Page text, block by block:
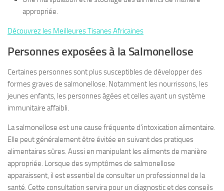
appropriée.
Découvrez les Meilleures Tisanes Africaines
Personnes exposées à la Salmonellose
Certaines personnes sont plus susceptibles de développer des
formes graves de salmonellose. Notamment les nourrissons, les
jeunes enfants, les personnes âgées et celles ayant un système
immunitaire affaibli.
La salmonellose est une cause fréquente d’intoxication alimentaire.
Elle peut généralement être évitée en suivant des pratiques
alimentaires sûres. Aussi en manipulant les aliments de manière
appropriée. Lorsque des symptômes de salmonellose
apparaissent, il est essentiel de consulter un professionnel de la
santé. Cette consultation servira pour un diagnostic et des conseils